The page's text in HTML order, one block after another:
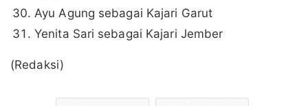
Ayu Agung sebagai Kajari Garut
Yenita Sari sebagai Kajari Jember
(Redaksi)